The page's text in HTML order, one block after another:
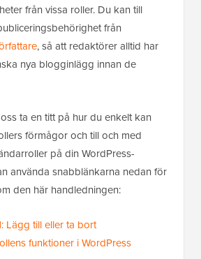
från vissa roller. Du kan till
från
, så att redaktörer alltid har
nya blogginlägg innan de
ta en titt på hur du enkelt kan
förmågor och till och med
på din WordPress-
använda snabblänkarna nedan för
den här handledningen:
Lägg till eller ta bort
funktioner i WordPress